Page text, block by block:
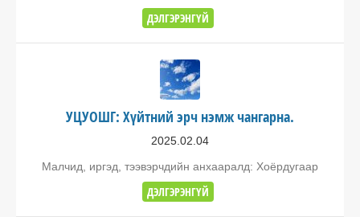
ДЭЛГЭРЭНГҮЙ
УЦУОШГ: Хүйтний эрч нэмж чангарна.
2025.02.04
Малчид, иргэд, тээвэрчдийн анхааралд: Хоёрдугаар
ДЭЛГЭРЭНГҮЙ